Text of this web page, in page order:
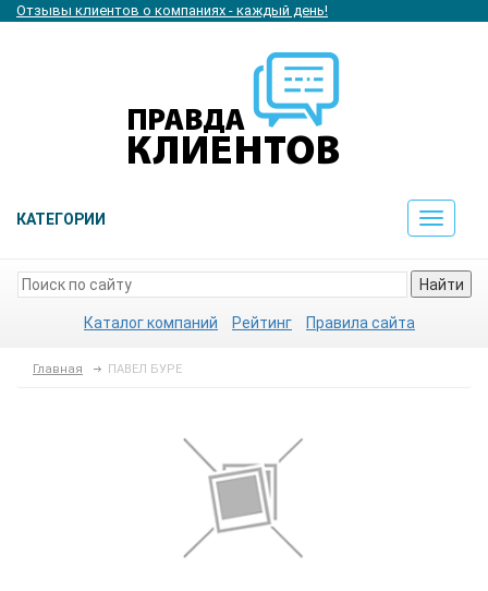
Отзывы клиентов о компаниях - каждый день!
КАТЕГОРИИ
Toggle
Найти
Каталог компаний Рейтинг Правила сайта
Главная ПАВЕЛ БУРЕ